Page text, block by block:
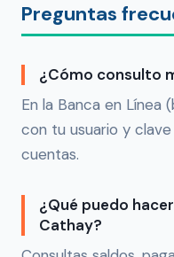
Preguntas
¿Cómo consulto
En la Banca en Línea
con tu usuario y
cuentas.
¿Qué puedo
Cathay?